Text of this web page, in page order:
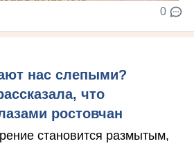
0
нас слепыми?
что
ростовчан
становится размытым,